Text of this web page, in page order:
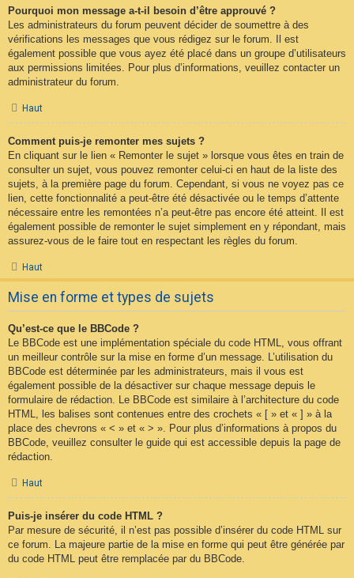
Pourquoi mon message a-t-il besoin d’être approuvé ?
Les administrateurs du forum peuvent décider de soumettre à des
vérifications les messages que vous rédigez sur le forum. Il est
également possible que vous ayez été placé dans un groupe d’utilisateurs
aux permissions limitées. Pour plus d’informations, veuillez contacter un
administrateur du forum.
Haut
Comment puis-je remonter mes sujets ?
En cliquant sur le lien « Remonter le sujet » lorsque vous êtes en train de
consulter un sujet, vous pouvez remonter celui-ci en haut de la liste des
sujets, à la première page du forum. Cependant, si vous ne voyez pas ce
lien, cette fonctionnalité a peut-être été désactivée ou le temps d’attente
nécessaire entre les remontées n’a peut-être pas encore été atteint. Il est
également possible de remonter le sujet simplement en y répondant, mais
assurez-vous de le faire tout en respectant les règles du forum.
Haut
Mise en forme et types de sujets
Qu’est-ce que le BBCode ?
Le BBCode est une implémentation spéciale du code HTML, vous offrant
un meilleur contrôle sur la mise en forme d’un message. L’utilisation du
BBCode est déterminée par les administrateurs, mais il vous est
également possible de la désactiver sur chaque message depuis le
formulaire de rédaction. Le BBCode est similaire à l’architecture du code
HTML, les balises sont contenues entre des crochets « [ » et « ] » à la
place des chevrons « < » et « > ». Pour plus d’informations à propos du
BBCode, veuillez consulter le guide qui est accessible depuis la page de
rédaction.
Haut
Puis-je insérer du code HTML ?
Par mesure de sécurité, il n’est pas possible d’insérer du code HTML sur
ce forum. La majeure partie de la mise en forme qui peut être générée par
du code HTML peut être remplacée par du BBCode.